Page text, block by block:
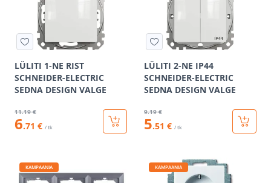
LÜLITI 1-NE RIST
SCHNEIDER-ELECTRIC
SEDNA DESIGN VALGE
11.19 €
6.71 € / tk
LÜLITI 2-NE IP44
SCHNEIDER-ELECTRIC
SEDNA DESIGN VALGE
9.19 €
5.51 € / tk
KAMPAANIA KAMPAANIA